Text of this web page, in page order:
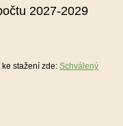
2027-2029
stažení zde: Schválený